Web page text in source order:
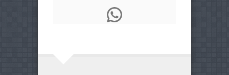
WhatsApp